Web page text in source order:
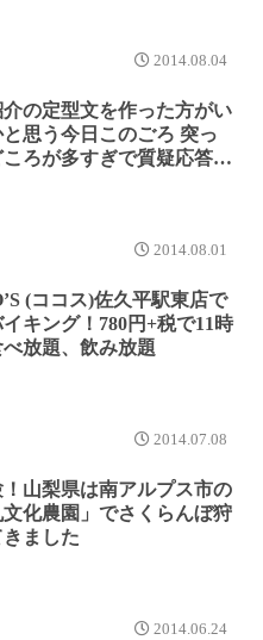
2014.08.04
介の定型文を作った方がい
思う今日このごろ 突っ
ろが多すぎで質疑応答に
2014.08.01
(ココス)佐久平駅東店で
キング！780円+税で11時
べ放題、飲み放題
2014.07.08
山梨県は南アルプス市の
文化農園」でさくらんぼ狩
きました
2014.06.24